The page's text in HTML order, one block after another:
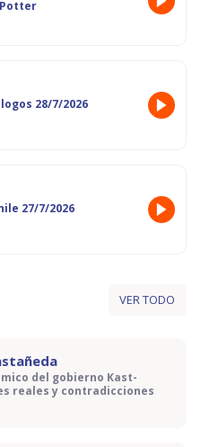
28/7/2026
27/7/2026
VER TODO
del gobierno Kast-
reales y contradicciones